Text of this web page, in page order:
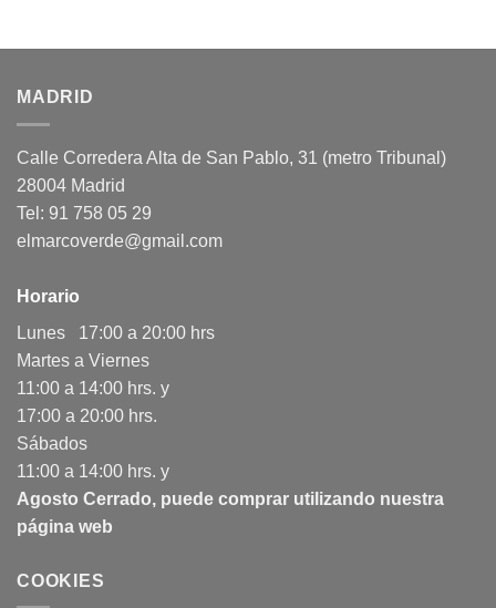
MADRID
Calle Corredera Alta de San Pablo, 31 (metro Tribunal)
28004 Madrid
Tel: 91 758 05 29
elmarcoverde@gmail.com
Horario
Lunes 17:00 a 20:00 hrs
Martes a Viernes
11:00 a 14:00 hrs. y
17:00 a 20:00 hrs.
Sábados
11:00 a 14:00 hrs. y
Agosto Cerrado, puede comprar utilizando nuestra
página web
COOKIES